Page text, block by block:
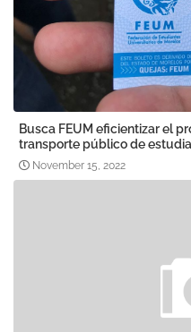
Busca FEUM eficientizar el
transporte público de
November 15, 2022